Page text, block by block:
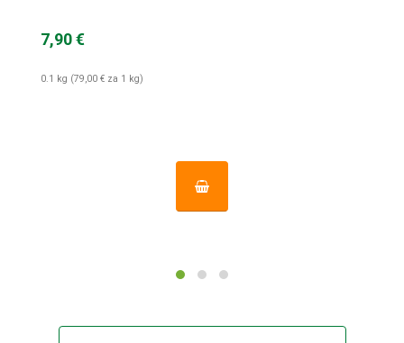
7,90 €
0.1 kg (79,00 € za 1 kg)